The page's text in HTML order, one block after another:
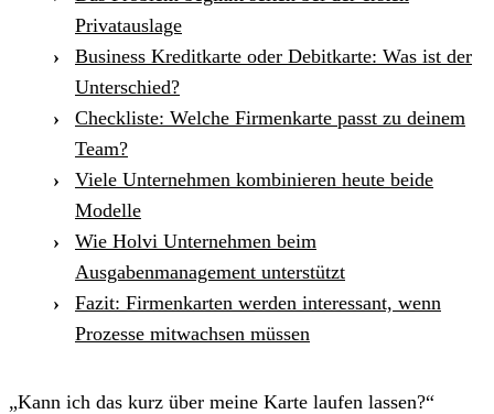
Privatauslage
Business Kreditkarte oder Debitkarte: Was ist der
Unterschied?
Checkliste: Welche Firmenkarte passt zu deinem
Team?
Viele Unternehmen kombinieren heute beide
Modelle
Wie Holvi Unternehmen beim
Ausgabenmanagement unterstützt
Fazit: Firmenkarten werden interessant, wenn
Prozesse mitwachsen müssen
„Kann ich das kurz über meine Karte laufen lassen?“